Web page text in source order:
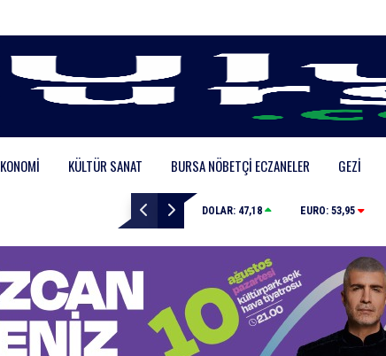
KÜLTÜR SANAT BURSA NÖBETÇI ECZANELER GEZI
Karacabey Belediyesi’nden metruk yapılara geçit yok
DOLAR: 47,18 EURO: 53,95